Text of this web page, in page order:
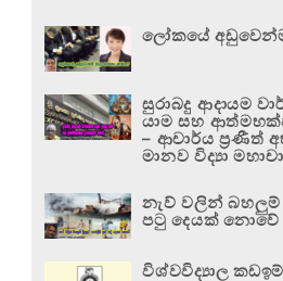
ලෝකයේ
සුරාබදු ආදායම
යාම සහ
– ආචාර්ය ප්‍රණීත්
මානව විද්‍යා
නැව් වලින් බහලුම්
පටු දෙයක් නොවේ
විශ්වවිද්‍යාල